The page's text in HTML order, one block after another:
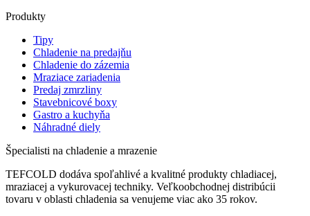
Produkty
Tipy
Chladenie na predajňu
Chladenie do zázemia
Mraziace zariadenia
Predaj zmrzliny
Stavebnicové boxy
Gastro a kuchyňa
Náhradné diely
Špecialisti na chladenie a mrazenie
TEFCOLD dodáva spoľahlivé a kvalitné produkty chladiacej,
mraziacej a vykurovacej techniky. Veľkoobchodnej distribúcii
tovaru v oblasti chladenia sa venujeme viac ako 35 rokov.